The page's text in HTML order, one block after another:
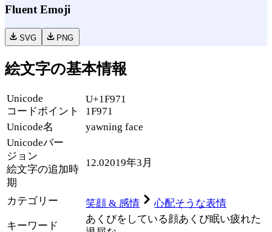
Fluent Emoji
SVG PNG
絵文字の基本情報
Unicode
コードポイント
U+1F971
1F971
Unicode名
yawning face
Unicodeバー
ジョン
絵文字の追加時
期
12.02019年3月
カテゴリー 笑顔 & 感情
心配そうな表情
キーワード
あくびをしている顔あくび眠い疲れた